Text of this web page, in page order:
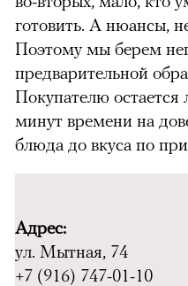
готовить. А нюансы,
Поэтому мы берем
предварительной
Покупателю остается
минут времени на
блюда до вкуса по
Адрес:
ул. Мытная, 74
+7 (916) 747-01-10